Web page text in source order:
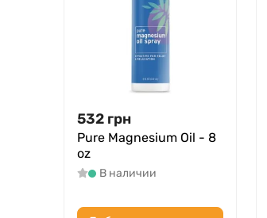
532 грн
Pure Magnesium Oil - 8
oz
В наличии